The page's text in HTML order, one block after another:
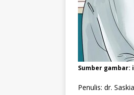
Sumber gambar:
Penulis: dr.